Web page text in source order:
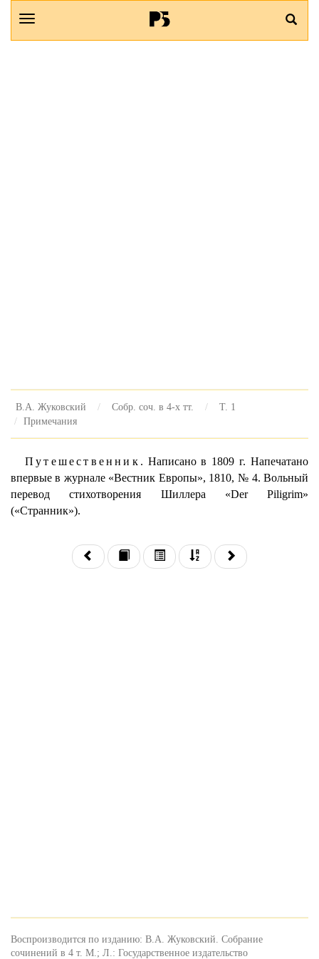
В.А. Жуковский Собр. соч. в 4-х тт.
Т. 1
Примечания
Путешественник. Написано в 1809 г. Напечатано
впервые в журнале «Вестник Европы», 1810, № 4. Вольный
перевод стихотворения Шиллера «Der Piligrim»
(«Странник»).
Воспроизводится по изданию: В.А. Жуковский. Собрание
сочинений в 4 т. М.; Л.: Государственное издательство